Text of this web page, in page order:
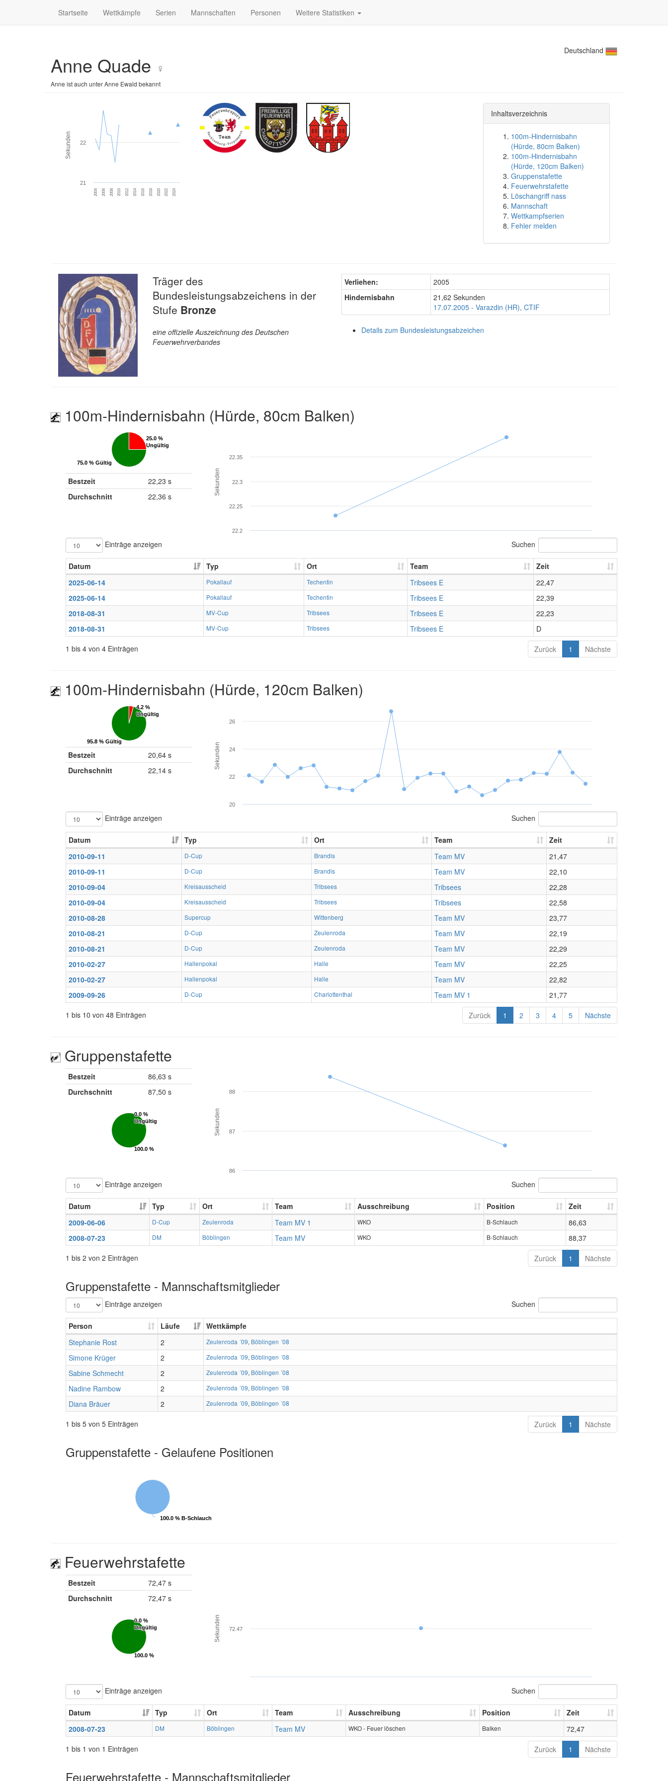
Startseite Wettkämpfe Serien Mannschaften Personen Weitere Statistiken
Deutschland
Anne Quade ♀
Anne ist auch unter Anne Ewald bekannt
Sekunden
2004 2006 2008 2010 2012 2014 2016 2018 2020 2022 2024
21
22
Inhaltsverzeichnis
100m-Hindernisbahn
(Hürde, 80cm Balken)
100m-Hindernisbahn
(Hürde, 120cm Balken)
Gruppenstafette
Feuerwehrstafette
Löschangriff nass
Mannschaft
Wettkampfserien
Fehler melden
Träger des
Bundesleistungsabzeichens in der
Stufe Bronze
eine offizielle Auszeichnung des Deutschen
Feuerwehrverbandes
Verliehen:
2005
Hindernisbahn
21,62 Sekunden
17.07.2005 - Varazdin (HR), CTIF
Details zum Bundesleistungsabzeichen
100m-Hindernisbahn (Hürde, 80cm Balken)
25.0 %
Ungültig
25.0 %
Ungültig
75.0 % Gültig
75.0 % Gültig
Bestzeit
22,23 s
Durchschnitt
22,36 s
Sekunden
22.2
22.25
22.3
22.35
Einträge anzeigen Suchen
Datum Typ Ort Team
Zeit
2025-06-14
Pokallauf Techentin Tribsees E
22,47
2025-06-14
Pokallauf Techentin Tribsees E
22,39
2018-08-31
MV-Cup Tribsees Tribsees E
22,23
2018-08-31
MV-Cup Tribsees Tribsees E
D
1 bis 4 von 4 Einträgen
Zurück 1 Nächste
100m-Hindernisbahn (Hürde, 120cm Balken)
4.2 %
Ungültig
4.2 %
Ungültig
95.8 % Gültig
95.8 % Gültig
Bestzeit
20,64 s
Durchschnitt
22,14 s
Sekunden
20
22
24
26
Einträge anzeigen Suchen
Datum Typ Ort Team
Zeit
2010-09-11
D-Cup Brandis Team MV
21,47
2010-09-11
D-Cup Brandis Team MV
22,10
2010-09-04
Kreisausscheid Tribsees Tribsees
22,28
2010-09-04
Kreisausscheid Tribsees Tribsees
22,58
2010-08-28
Supercup Wittenberg Team MV
23,77
2010-08-21
D-Cup Zeulenroda Team MV
22,19
2010-08-21
D-Cup Zeulenroda Team MV
22,29
2010-02-27
Hallenpokal Halle Team MV
22,25
2010-02-27
Hallenpokal Halle Team MV
22,82
2009-09-26
D-Cup Charlottenthal Team MV 1
21,77
1 bis 10 von 48 Einträgen
Zurück 1 2 3 4 5 Nächste
Gruppenstafette
Bestzeit
86,63 s
Durchschnitt
87,50 s
0.0 %
Ungültig
0.0 %
Ungültig
100.0 %
100.0 %
Sekunden
86
87
88
Einträge anzeigen Suchen
Datum Typ Ort Team Ausschreibung Position
Zeit
2009-06-06
D-Cup Zeulenroda Team MV 1 WKO B-Schlauch
86,63
2008-07-23
DM Böblingen Team MV WKO B-Schlauch
88,37
1 bis 2 von 2 Einträgen
Zurück 1 Nächste
Gruppenstafette - Mannschaftsmitglieder
Einträge anzeigen Suchen
Person Läufe
Wettkämpfe
Stephanie Rost
2 Zeulenroda ´09, Böblingen ´08
Simone Krüger 2 Zeulenroda ´09, Böblingen ´08
Sabine Schmecht 2 Zeulenroda ´09, Böblingen ´08
Nadine Rambow 2 Zeulenroda ´09, Böblingen ´08
Diana Bräuer 2 Zeulenroda ´09, Böblingen ´08
1 bis 5 von 5 Einträgen Zurück 1 Nächste
Gruppenstafette - Gelaufene Positionen
100.0 % B-Schlauch
100.0 % B-Schlauch
Feuerwehrstafette
Bestzeit
72,47 s
Durchschnitt
72,47 s
0.0 %
Ungültig
0.0 %
Ungültig
100.0 %
100.0 %
Sekunden 72.47
Einträge anzeigen Suchen
Datum Typ Ort Team Ausschreibung Position
Zeit
2008-07-23
DM Böblingen Team MV WKO - Feuer löschen Balken
72,47
1 bis 1 von 1 Einträgen
Zurück 1 Nächste
Feuerwehrstafette - Mannschaftsmitglieder